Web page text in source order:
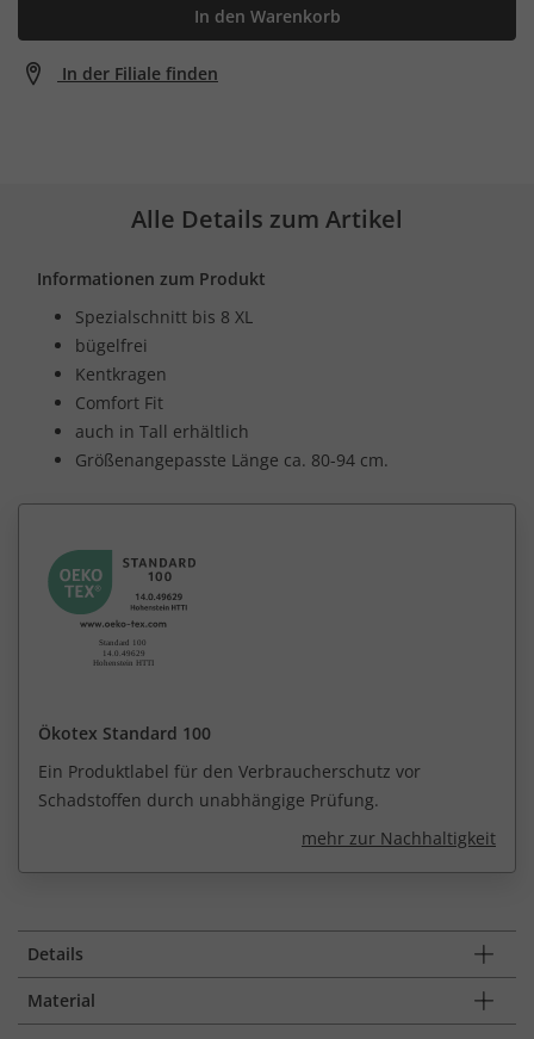
In den Warenkorb
In der Filiale finden
Alle Details zum Artikel
Informationen zum Produkt
Spezialschnitt bis 8 XL
bügelfrei
Kentkragen
Comfort Fit
auch in Tall erhältlich
Größenangepasste Länge ca. 80-94 cm.
Ökotex Standard 100
Ein Produktlabel für den Verbraucherschutz vor
Schadstoffen durch unabhängige Prüfung.
mehr zur Nachhaltigkeit
Details
Material